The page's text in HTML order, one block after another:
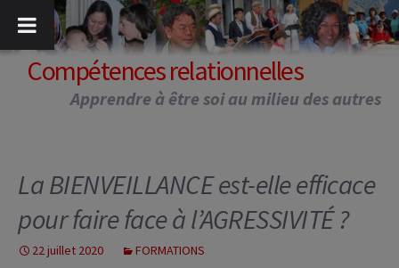
contenu
Compétences relationnelles
Apprendre à être soi au milieu des autres
La BIENVEILLANCE est-elle efficace
pour faire face à l’AGRESSIVITÉ ?
22 juillet 2020 FORMATIONS